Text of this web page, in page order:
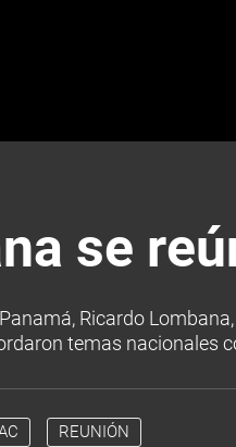
se
Ricardo
temas nacionales
REUNIÓN